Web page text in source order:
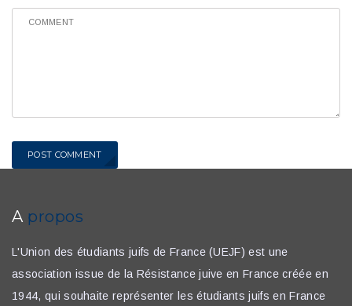
POST COMMENT
A propos
L'Union des étudiants juifs de France (UEJF) est une
association issue de la Résistance juive en France créée en
1944, qui souhaite représenter les étudiants juifs en France